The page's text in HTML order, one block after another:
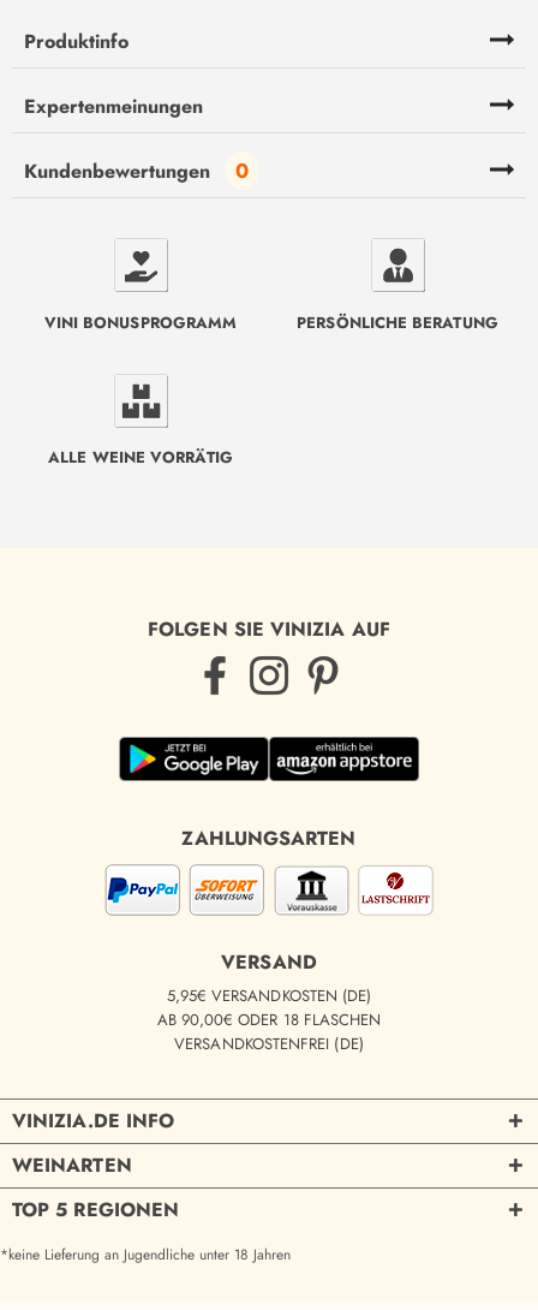
Produktinfo
Expertenmeinungen
Kundenbewertungen 0
VINI BONUSPROGRAMM PERSÖNLICHE BERATUNG
ALLE WEINE VORRÄTIG
FOLGEN SIE VINIZIA AUF
ZAHLUNGSARTEN
VERSAND
5,95€ VERSANDKOSTEN (DE)
AB 90,00€ ODER 18 FLASCHEN
VERSANDKOSTENFREI (DE)
VINIZIA.DE INFO
WEINARTEN
TOP 5 REGIONEN
*keine Lieferung an Jugendliche unter 18 Jahren